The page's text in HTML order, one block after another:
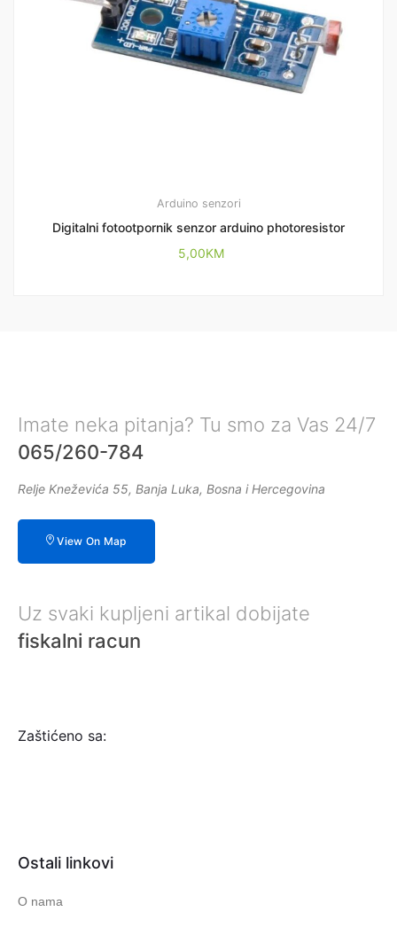
Arduino senzori
Digitalni fotootpornik senzor arduino photoresistor
5,00KM
Imate neka pitanja? Tu smo za Vas 24/7
065/260-784
Relje Kneževića 55, Banja Luka, Bosna i Hercegovina
View On Map
Uz svaki kupljeni artikal dobijate
fiskalni racun
Zaštićeno sa:
Ostali linkovi
O nama